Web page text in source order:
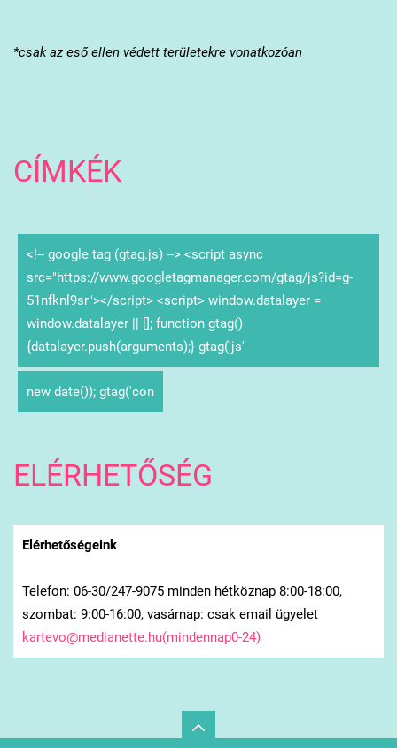
*csak az eső ellen védett területekre vonatkozóan
CÍMKÉK
<!-- google tag (gtag.js) --> <script async
src="https://www.googletagmanager.com/gtag/js?id=g-
51nfknl9sr"></script> <script> window.datalayer =
window.datalayer || []; function gtag()
{datalayer.push(arguments);} gtag('js'
new date()); gtag('con
ELÉRHETŐSÉG
Elérhetőségeink
Telefon: 06-30/247-9075 minden hétköznap 8:00-18:00,
szombat: 9:00-16:00, vasárnap: csak email ügyelet
kartevo@medianette.hu(mindennap0-24)